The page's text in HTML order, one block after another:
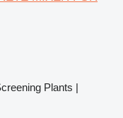
Plants |